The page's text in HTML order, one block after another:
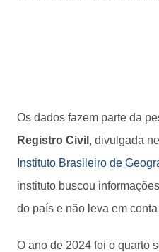
Os dados fazem parte da
Registro Civil , divulgada
Instituto Brasileiro de
instituto buscou
do país e não leva em
O ano de 2024 foi o quarto